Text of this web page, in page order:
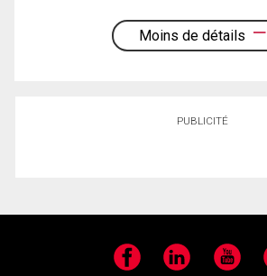
Moins de détails
PUBLICITÉ
Facebook LinkedIn YouTube